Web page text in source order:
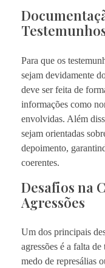
Para que os
sejam devidamente
deve ser feita de
informações como
envolvidas. Além
sejam orientadas
depoimento,
coerentes.
Desafios na
Agressões
Um dos principais
agressões é a falta
medo de represálias